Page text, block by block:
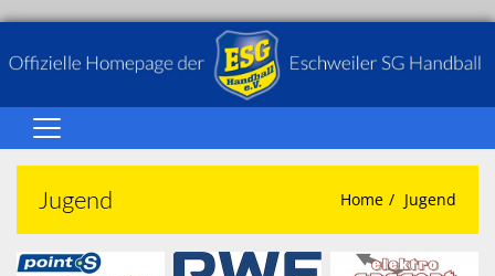
Home
Über Uns
Senioren
Jugend Home Jugend